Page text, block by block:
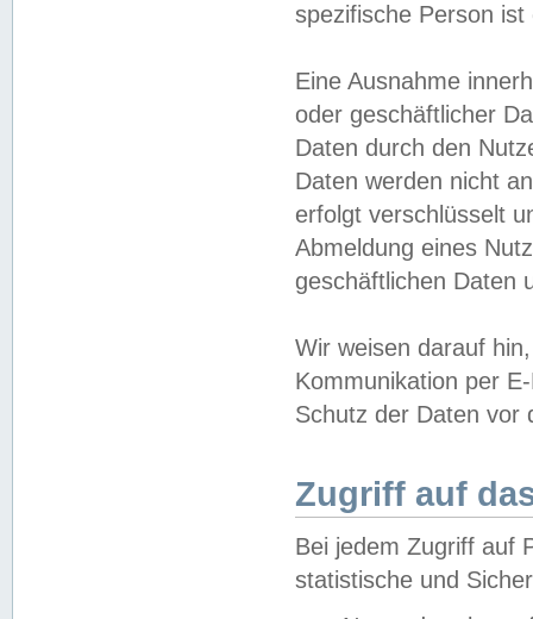
spezifische Person
Eine Ausnahme
oder geschäftlicher
Daten durch den
Daten werden nicht
erfolgt verschlüsselt
Abmeldung eines
geschäftlichen Daten
Wir weisen darauf
Kommunikation per
Schutz der Daten vor
Zugriff auf
Bei jedem Zugriff auf
statistische und